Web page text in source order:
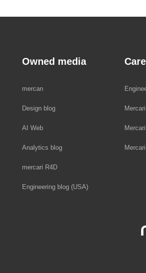
Owned media
mercan
Design blog
AI Web
Analytics blog
mercari R4D
Engineering blog (USA)